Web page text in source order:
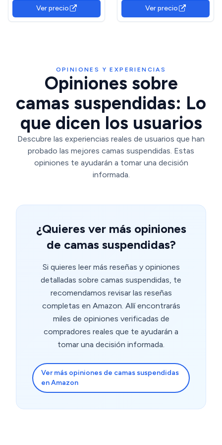
Cama Juvenil Con Luz, Fácil
de Montar, Color Negro
Ver precio
Carga, 2 Enchufes y 2
Puertos USB, No Necesita
Cojín de Muelle Sin Ruido,
Ver precio
OPINIONES Y EXPERIENCIAS
Opiniones sobre
camas suspendidas: Lo
que dicen los usuarios
Descubre las experiencias reales de usuarios que han
probado las mejores camas suspendidas. Estas
opiniones te ayudarán a tomar una decisión
informada.
¿Quieres ver más opiniones
de camas suspendidas?
Si quieres leer más reseñas y opiniones
detalladas sobre camas suspendidas, te
recomendamos revisar las reseñas
completas en Amazon. Allí encontrarás
miles de opiniones verificadas de
compradores reales que te ayudarán a
tomar una decisión informada.
Ver más opiniones de camas suspendidas
en Amazon